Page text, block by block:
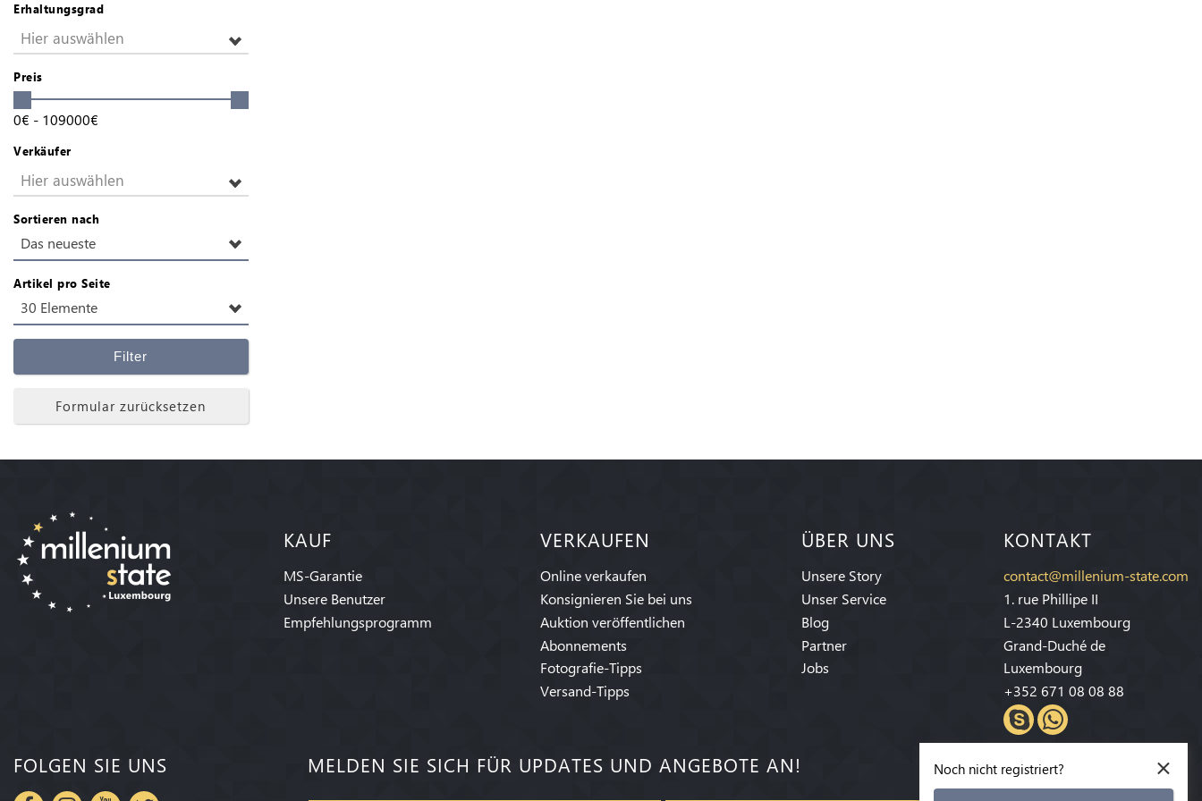
Erhaltungsgrad
Hier auswählen
Preis
0€ - 109000€
Verkäufer
Hier auswählen
Sortieren nach
Das neueste
Artikel pro Seite
30 Elemente
Filter
Formular zurücksetzen
KAUF
MS-Garantie
Unsere Benutzer
Empfehlungsprogramm
VERKAUFEN
Online verkaufen
Konsignieren Sie bei uns
Auktion veröffentlichen
Abonnements
Fotografie-Tipps
Versand-Tipps
ÜBER UNS
Unsere Story
Unser Service
Blog
Partner
Jobs
KONTAKT
contact@millenium-state.com
1. rue Phillipe II
L-2340 Luxembourg
Grand-Duché de
Luxembourg
+352 671 08 08 88
FOLGEN SIE UNS MELDEN SIE SICH FÜR UPDATES UND ANGEBOTE AN! ×
Noch nicht registriert?